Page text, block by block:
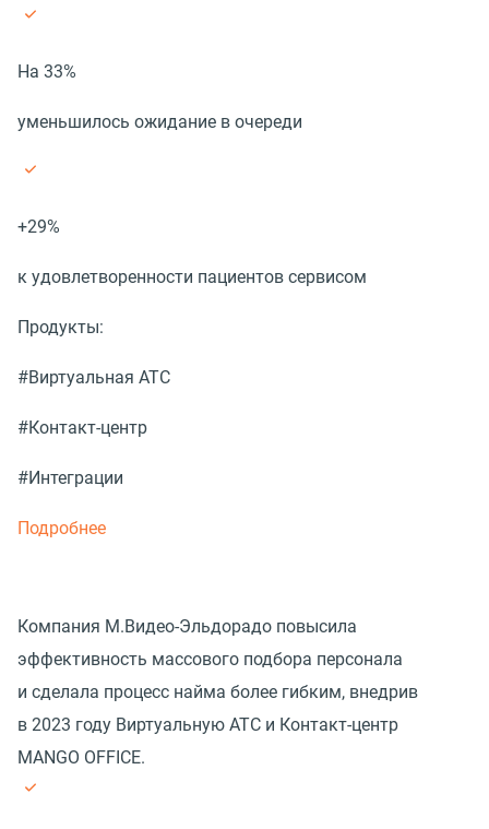
На 33%
уменьшилось ожидание в очереди
+29%
к удовлетворенности пациентов сервисом
Продукты:
#Виртуальная АТС
#Контакт-центр
#Интеграции
Подробнее
Компания М.Видео-Эльдорадо повысила
эффективность массового подбора персонала
и сделала процесс найма более гибким, внедрив
в 2023 году Виртуальную АТС и Контакт-центр
MANGO OFFICE.